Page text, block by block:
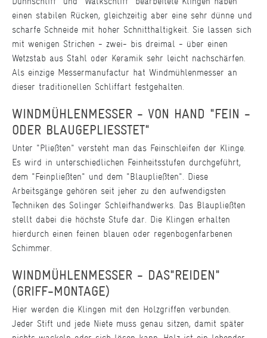
einen stabilen Rücken, gleichzeitig aber eine sehr dünne und
scharfe Schneide mit hoher Schnitthaltigkeit. Sie lassen sich
mit wenigen Strichen - zwei- bis dreimal - über einen
Wetzstab aus Stahl oder Keramik sehr leicht nachschärfen.
Als einzige Messermanufactur hat Windmühlenmesser an
dieser traditionellen Schliffart festgehalten.
WINDMÜHLENMESSER - VON HAND "FEIN -
ODER BLAUGEPLIESSTET"
Unter "Pließten" versteht man das Feinschleifen der Klinge.
Es wird in unterschiedlichen Feinheitsstufen durchgeführt,
dem "Feinpließten" und dem "Blaupließten". Diese
Arbeitsgänge gehören seit jeher zu den aufwendigsten
Techniken des Solinger Schleifhandwerks. Das Blaupließten
stellt dabei die höchste Stufe dar. Die Klingen erhalten
hierdurch einen feinen blauen oder regenbogenfarbenen
Schimmer.
WINDMÜHLENMESSER - DAS"REIDEN"
(GRIFF-MONTAGE)
Hier werden die Klingen mit den Holzgriffen verbunden.
Jeder Stift und jede Niete muss genau sitzen, damit später